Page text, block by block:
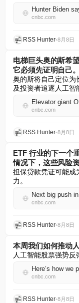
cnbc.com
RSS Hunter•8月8日
电梯巨头奥的斯希
它必须先证明自己。
奥的斯将自己定位为
及投资者追逐人工智
cnbc.com
RSS Hunter•8月8日
ETF 行业的下一个
情况下，这些风险
担保贷款凭证可能成
力。
cnbc.com
RSS Hunter•8月8日
本周我们如何推动
人工智能股票强势反
cnbc.com
RSS Hunter•8月8日